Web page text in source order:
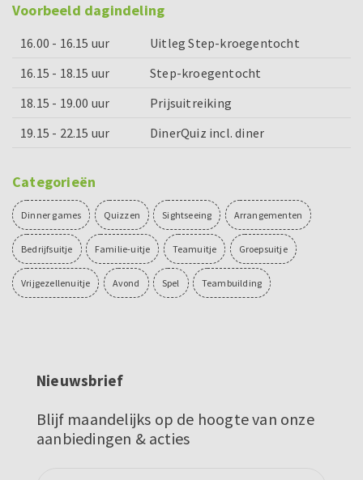
Voorbeeld dagindeling
16.00 - 16.15 uur
Uitleg Step-kroegentocht
16.15 - 18.15 uur
Step-kroegentocht
18.15 - 19.00 uur
Prijsuitreiking
19.15 - 22.15 uur
DinerQuiz incl. diner
Categorieën
Dinner games Quizzen Sightseeing Arrangementen
Bedrijfsuitje Familie-uitje Teamuitje Groepsuitje
Vrijgezellenuitje Avond Spel Teambuilding
Nieuwsbrief
Blijf maandelijks op de hoogte van onze
aanbiedingen & acties